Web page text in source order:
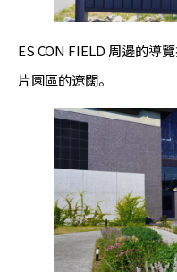
ES CON FIELD 周邊的導
片園區的遼闊。